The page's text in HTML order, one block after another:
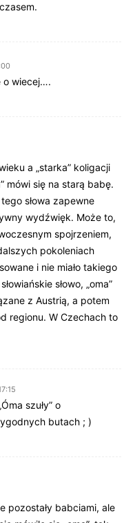
o wiecej….
a „starka” koligacji
mówi się na starą babę.
słowa zapewne
wydźwięk. Może to,
spojrzeniem,
pokoleniach
i nie miało takiego
słowo, „oma”
z Austrią, a potem
regionu. W Czechach to
szuły” o
butach ; )
pozostały babciami, ale